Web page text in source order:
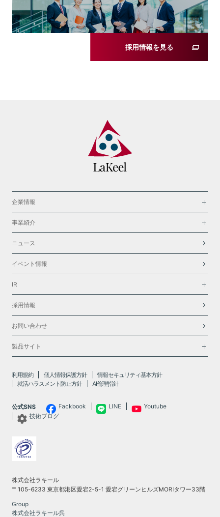
採用情報を見る
企業情報
事業紹介
ニュース
イベント情報
IR
採用情報
お問い合わせ
製品サイト
利用規約 個人情報保護方針
情報セキュリティ基本方針
就活ハラスメント防止方針
AI倫理指針
公式SNS Fackbook LINE
Youtube
技術ブログ
株式会社ラキール
〒105-6233 東京都港区愛宕2-5-1 愛宕グリーンヒルズMORIタワー33階
Group
株式会社ラキール呉